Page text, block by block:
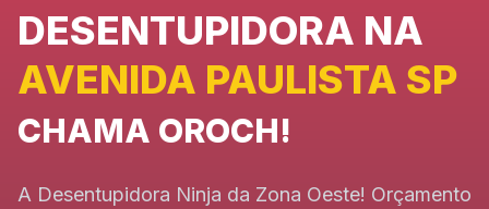
DESENTUPIDORA NA
AVENIDA PAULISTA SP
CHAMA OROCH!
A Desentupidora Ninja da Zona Oeste! Orçamento